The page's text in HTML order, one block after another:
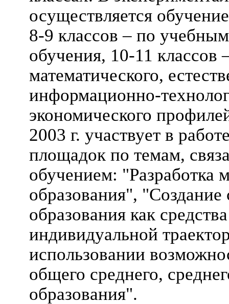
осуществляется
8-9 классов – по
обучения, 10-11
математического,
информационно-
экономического
2003 г. участвует в
площадок по темам,
обучением: "Разработка
образования",
образования как
индивидуальной
использовании
общего среднего,
образования".